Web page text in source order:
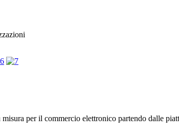
per il commercio elettronico partendo dalle